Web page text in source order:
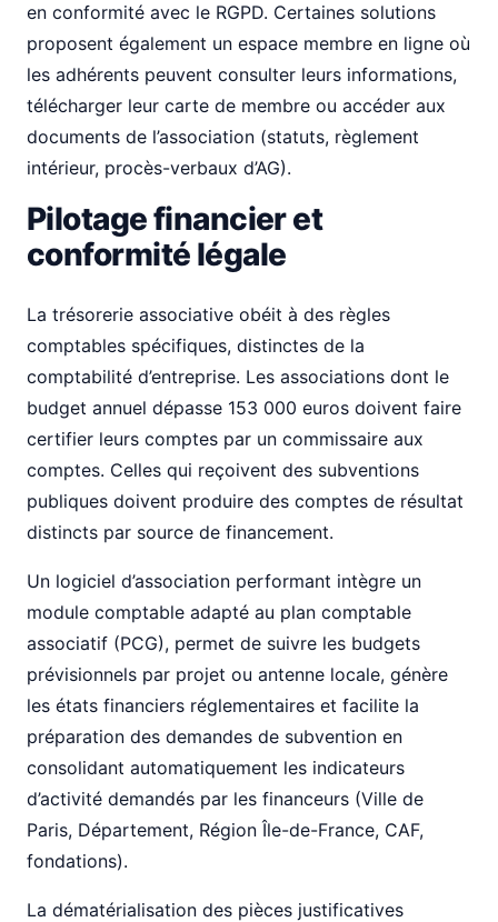
en conformité avec le RGPD. Certaines solutions
proposent également un espace membre en ligne où
les adhérents peuvent consulter leurs informations,
télécharger leur carte de membre ou accéder aux
documents de l’association (statuts, règlement
intérieur, procès-verbaux d’AG).
Pilotage financier et
conformité légale
La trésorerie associative obéit à des règles
comptables spécifiques, distinctes de la
comptabilité d’entreprise. Les associations dont le
budget annuel dépasse 153 000 euros doivent faire
certifier leurs comptes par un commissaire aux
comptes. Celles qui reçoivent des subventions
publiques doivent produire des comptes de résultat
distincts par source de financement.
Un logiciel d’association performant intègre un
module comptable adapté au plan comptable
associatif (PCG), permet de suivre les budgets
prévisionnels par projet ou antenne locale, génère
les états financiers réglementaires et facilite la
préparation des demandes de subvention en
consolidant automatiquement les indicateurs
d’activité demandés par les financeurs (Ville de
Paris, Département, Région Île-de-France, CAF,
fondations).
La dématérialisation des pièces justificatives